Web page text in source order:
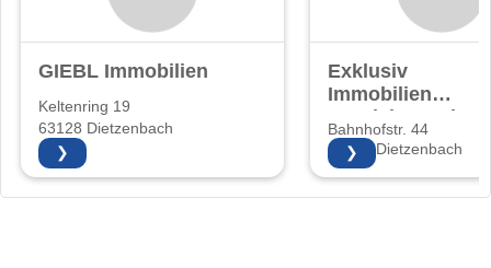
GIEBL Immobilien
Keltenring 19
63128 Dietzenbach
❯
Exklusiv
Immobilien
Vertriebs GmbH
Bahnhofstr. 44
63128 Dietzenbach
❯